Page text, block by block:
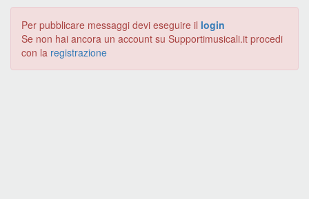
Per pubblicare messaggi devi eseguire il login
Se non hai ancora un account su Supportimusicali.it procedi
con la registrazione